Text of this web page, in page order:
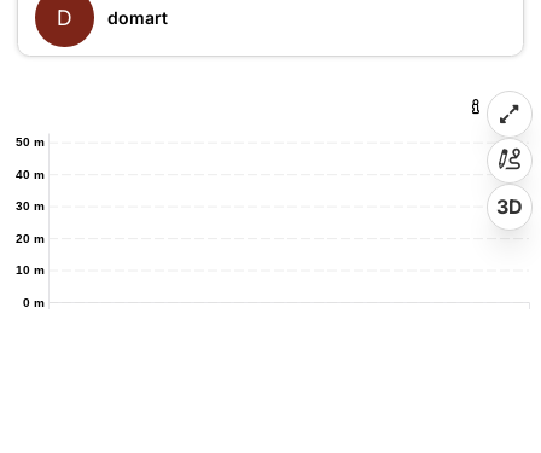
D domart
0 m
10 m
20 m
30 m
40 m
50 m
3D